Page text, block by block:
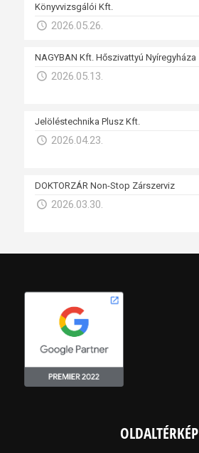
Könyvvizsgálói Kft.
2026.05.26.
NAGYBAN Kft. Hőszivattyú Nyíregyháza
2026.05.13.
Jelöléstechnika Plusz Kft.
2026.04.23.
DOKTORZÁR Non-Stop Zárszerviz
2026.03.30.
OLDALTÉRKÉP